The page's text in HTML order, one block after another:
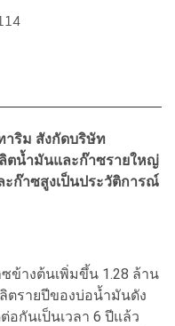
ริม สังกัดบริษัท
ตน้ำมันและก๊าซรายใหญ่
ะก๊าซสูงเป็นประวัติการณ์
ข้างต้นเพิ่มขึ้น 1.28 ล้าน
ตรายปีของบ่อน้ำมันดัง
กันเป็นเวลา 6 ปีแล้ว